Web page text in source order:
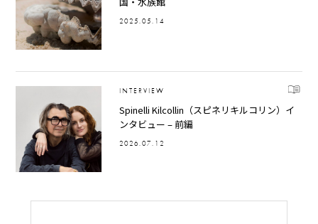
2025.05.14
INTERVIEW
Spinelli Kilcollin（スピネリキルコリン）イ
ンタビュー – 前編
2026.07.12